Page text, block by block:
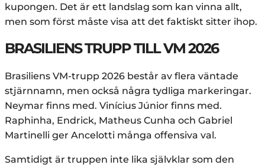
kupongen. Det är ett landslag som kan vinna allt,
men som först måste visa att det faktiskt sitter ihop.
BRASILIENS TRUPP TILL VM 2026
Brasiliens VM-trupp 2026 består av flera väntade
stjärnnamn, men också några tydliga markeringar.
Neymar finns med. Vinícius Júnior finns med.
Raphinha, Endrick, Matheus Cunha och Gabriel
Martinelli ger Ancelotti många offensiva val.
Samtidigt är truppen inte lika självklar som den